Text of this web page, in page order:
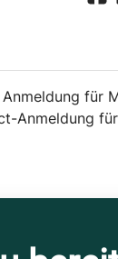
Anmeldung für
Anmeldung